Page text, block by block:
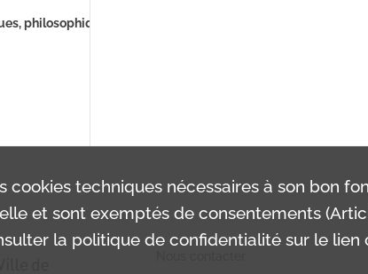
cookiestechniques nécessaires à son bon
et sont exemptés de consentements
la politique de confidentialité sur le lien